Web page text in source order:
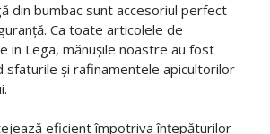
din bumbac sunt accesoriul perfect
Ca toate articolele de
in Lega, mănușile noastre au fost
sfaturile și rafinamentele apicultorilor
eficient împotriva înțepăturilor